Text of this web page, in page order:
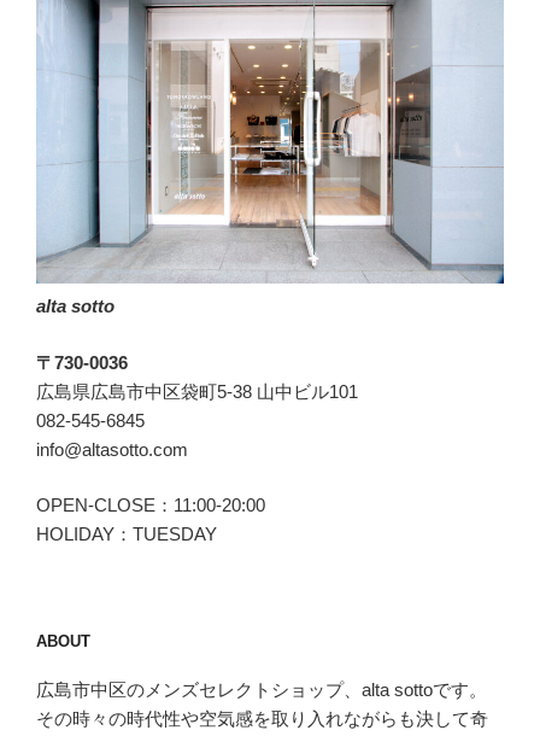
す
か
の
alta sotto
〒730-0036
広島県広島市中区袋町5-38 山中ビル101
082-545-6845
info@altasotto.com
OPEN-CLOSE：11:00-20:00
HOLIDAY：TUESDAY
ABOUT
広島市中区のメンズセレクトショップ、alta sottoです。
その時々の時代性や空気感を取り入れながらも決して奇